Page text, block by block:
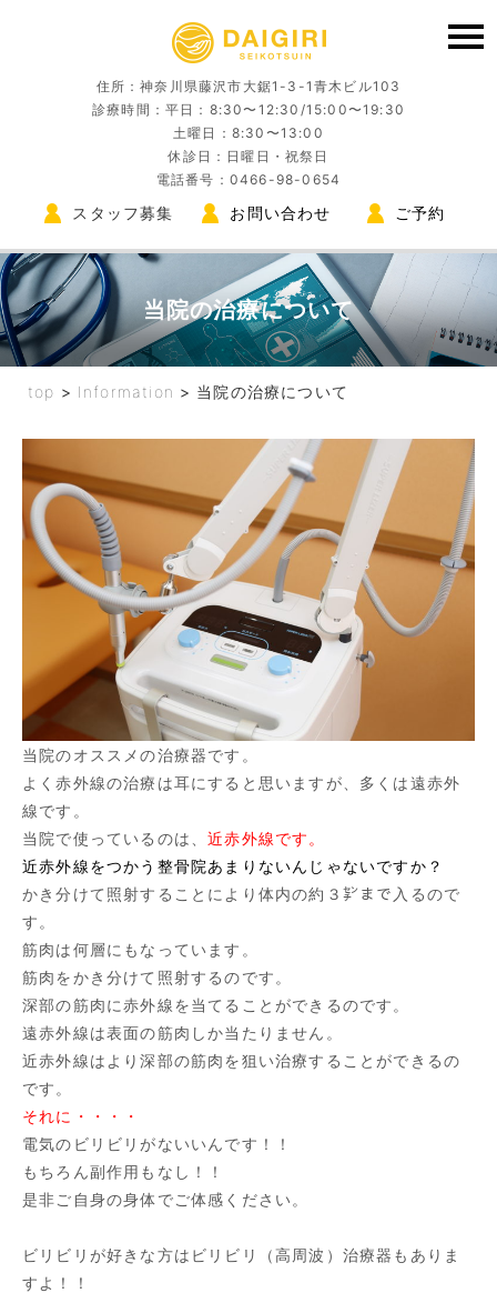
住所：神奈川県藤沢市大鋸1-3-1青木ビル103
診療時間：平日：8:30〜12:30/15:00〜19:30
土曜日：8:30〜13:00
休診日：日曜日・祝祭日
電話番号：0466-98-0654
スタッフ募集 お問い合わせ ご予約
当院の治療について
top > Information > 当院の治療について
当院のオススメの治療器です。
よく赤外線の治療は耳にすると思いますが、多くは遠赤外
線です。
当院で使っているのは、近赤外線です。
近赤外線をつかう整骨院あまりないんじゃないですか？
かき分けて照射することにより体内の約３㌢まで入るので
す。
筋肉は何層にもなっています。
筋肉をかき分けて照射するのです。
深部の筋肉に赤外線を当てることができるのです。
遠赤外線は表面の筋肉しか当たりません。
近赤外線はより深部の筋肉を狙い治療することができるの
です。
それに・・・・
電気のビリビリがないいんです！！
もちろん副作用もなし！！
是非ご自身の身体でご体感ください。
ビリビリが好きな方はビリビリ（高周波）治療器もありま
すよ！！